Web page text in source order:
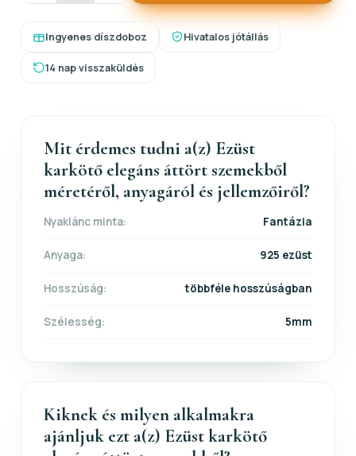
Ingyenes díszdoboz Hivatalos jótállás
14 nap visszaküldés
Mit érdemes tudni a(z) Ezüst
karkötő elegáns áttört szemekből
méretéről, anyagáról és jellemzőiről?
Nyaklánc minta: Fantázia
Anyaga: 925 ezüst
Hosszúság: többféle hosszúságban
Szélesség: 5mm
Kiknek és milyen alkalmakra
ajánljuk ezt a(z) Ezüst karkötő